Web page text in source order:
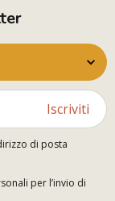
Iscriviti
di posta
per l’invio di